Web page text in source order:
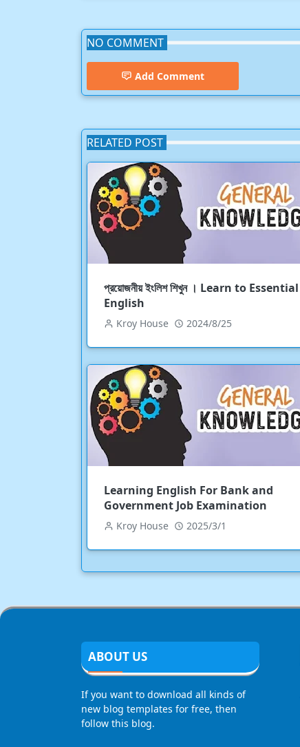
NO COMMENT
Add Comment
RELATED POST
প্রয়োজনীয় ইংলিশ শিখুন । Learn to Essential
English
Kroy House 2024/8/25
Learning English For Bank and
Government Job Examination
Kroy House 2025/3/1
ABOUT US
If you want to download all kinds of
new blog templates for free, then
follow this blog.